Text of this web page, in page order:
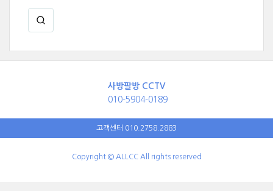
사방팔방 CCTV
010-5904-0189
고객센터 010.2758.2883
Copyright © ALLCC All rights reserved